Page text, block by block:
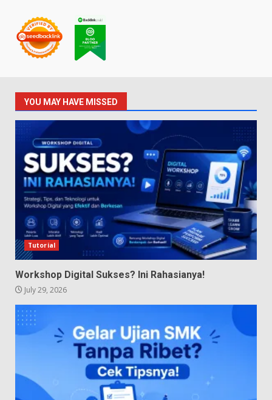
YOU MAY HAVE MISSED
Tutorial
Workshop Digital Sukses? Ini Rahasianya!
July 29, 2026